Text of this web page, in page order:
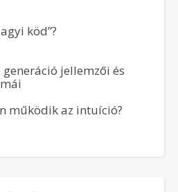
köd”?
generáció jellemzői és
működik az intuíció?